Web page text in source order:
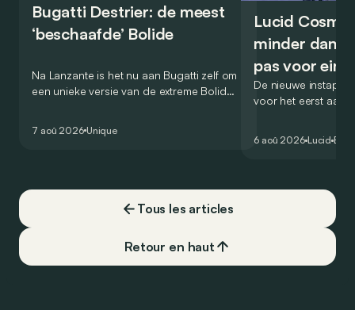
Bugatti Destrier: de meest
‘beschaafde’ Bolide
Na Lanzante is het nu aan Bugatti zelf om
een unieke versie van de extreme Bolide
7 aoû 2026 Unique
Lucid
minder dan
pas voor
De nieuwe instap-
voor het eerst
constructeur
6 aoû 2026 Lucid
Tous les articles
Retour en haut